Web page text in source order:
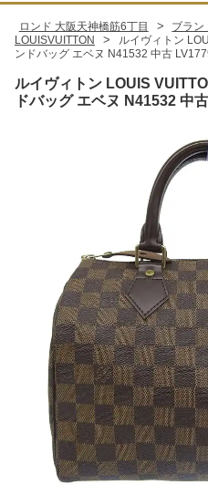
ロンド 大阪天神橋筋6丁目 > ブラン
LOUISVUITTON
>
ルイヴィトン
ンドバッグ エベヌ N41532 中古
ルイヴィトン LOUIS
ドバッグ エベヌ N41532 中